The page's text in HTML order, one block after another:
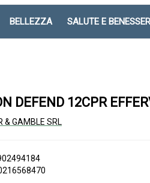
BELLEZZA SALUTE E
DEFEND 12CPR
& GAMBLE SRL